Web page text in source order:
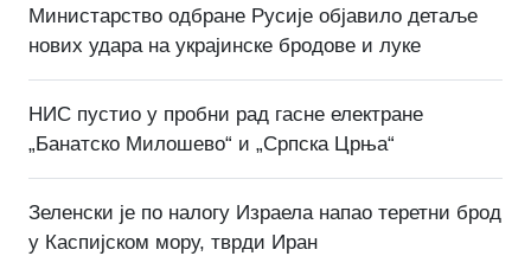
Министарство одбране Русије објавило детаље
нових удара на украјинске бродове и луке
НИС пустио у пробни рад гасне електране
„Банатско Милошево“ и „Српска Црња“
Зеленски је по налогу Израела напао теретни брод
у Каспијском мору, тврди Иран